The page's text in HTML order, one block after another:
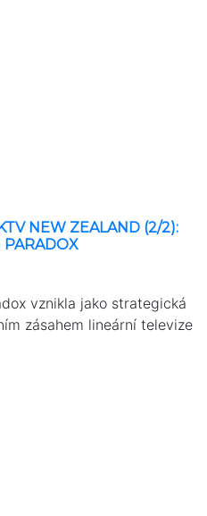
NEW ZEALAND (2/2):
PARADOX
vznikla jako strategická
zásahem lineární televize